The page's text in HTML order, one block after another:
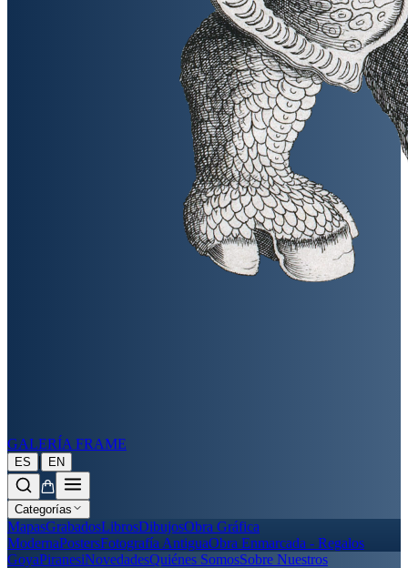
GALERÍA FRAME
ES | EN
Categorías
MapasGrabadosLibrosDibujosObra Gráfica
ModernaPostersFotografía AntiguaObra Enmarcada - Regalos
GoyaPiranesiNovedadesQuiénes SomosSobre Nuestros